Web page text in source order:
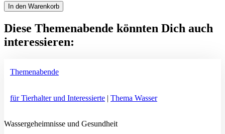
Die
Kräuterreise
–
Heilpflanzen
sehen,
anwenden
Menge
In den Warenkorb
Diese Themenabende könnten Dich auch
interessieren:
Themenabende
für Tierhalter und Interessierte | Thema Wasser
Wassergeheimnisse und Gesundheit